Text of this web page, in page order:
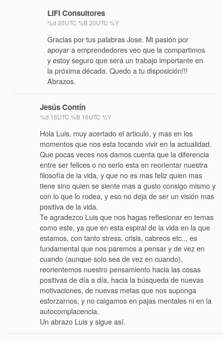
LIFI Consultores
%d 20UTC %B 20UTC %Y
Gracias por tus palabras Jose. Mi pasión por
apoyar a emprendedores veo que la compartimos
y estoy seguro que será un trabajo importante en
la próxima década. Quedo a tu disposición!!!
Abrazos.
Jesús Contín
%d 16UTC %B 16UTC %Y
Hola Luis, muy acertado el articulo, y mas en los
momentos que nos esta tocando vivir en la actualidad.
Que pocas veces nos damos cuenta que la diferencia
entre ser felices o no serlo esta en reorientar nuestra
filosofía de la vida, y que no es mas feliz quien mas
tiene sino quien se siente mas a gusto consigo mismo y
con lo que lo rodea, y eso no deja de ser un visión mas
positiva de la vida.
Te agradezco Luis que nos hagas reflesionar en temas
como este, ya que en esta espiral de la vida en la que
estamos, con tanto stress, crisis, cabreos etc.., es
fundamental que nos paremos a pensar y de vez en
cuando (aunque solo sea de vez en cuando),
reorientemos nuestro pensamiento hacia las cosas
positivas de día a día, hacia la búsqueda de nuevas
motivaciones, de nuevas metas que nos suponga
esforzarnos, y no caigamos en pajas mentales ni en la
autocomplacencia.
Un abrazo Luis y sigue así.